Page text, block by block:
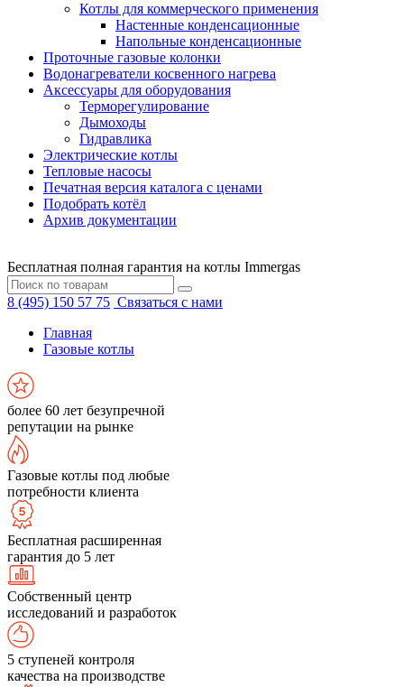
Котлы для коммерческого применения
Настенные конденсационные
Напольные конденсационные
Проточные газовые колонки
Водонагреватели косвенного нагрева
Аксессуары для оборудования
Терморегулирование
Дымоходы
Гидравлика
Электрические котлы
Тепловые насосы
Печатная версия каталога с ценами
Подобрать котёл
Архив документации
Бесплатная полная гарантия на котлы Immergas
8 (495) 150 57 75 Связаться с нами
Главная
Газовые котлы
более 60 лет безупречной
репутации на рынке
Газовые котлы под любые
потребности клиента
Бесплатная расширенная
гарантия до 5 лет
Собственный центр
исследований и разработок
5 ступеней контроля
качества на производстве